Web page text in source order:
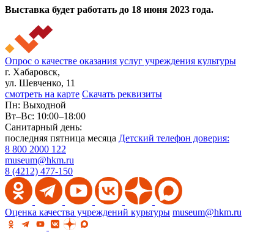
Выставка будет работать до 18 июня 2023 года.
Опрос о качестве оказания услуг учреждения культуры
г. Хабаровск,
ул. Шевченко, 11
смотреть на карте Скачать реквизиты
Пн: Выходной
Вт–Вс: 10:00–18:00
Санитарный день:
последняя пятница месяца Детский телефон доверия:
8 800 2000 122
museum@hkm.ru
8 (4212) 477-150
Оценка качества учреждений курьтуры museum@hkm.ru